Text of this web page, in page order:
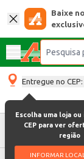
Baixe
Entregue no CEP:
Escolha uma loja
CEP para ver
região
INFORMAR
Atendimento